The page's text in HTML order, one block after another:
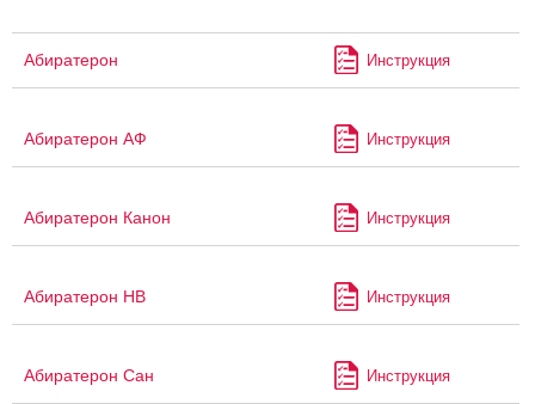
Абиратерон Инструкция
Абиратерон АФ Инструкция
Абиратерон Канон Инструкция
Абиратерон НВ Инструкция
Абиратерон Сан Инструкция